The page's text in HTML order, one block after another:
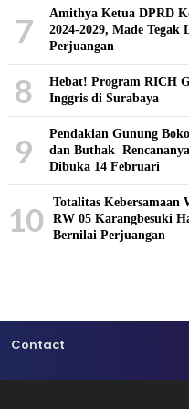
7
Amithya Ketua DPRD
2024-2029, Made Tegak Lurus DPP PDI
Perjuangan
8
Hebat! Program RICH
Inggris di Surabaya
9
Pendakian Gunung
dan Buthak
Dibuka 14 Februari
10
Totalitas Kebersamaan
RW 05 Karangbesuki
Bernilai Perjuangan
Contact